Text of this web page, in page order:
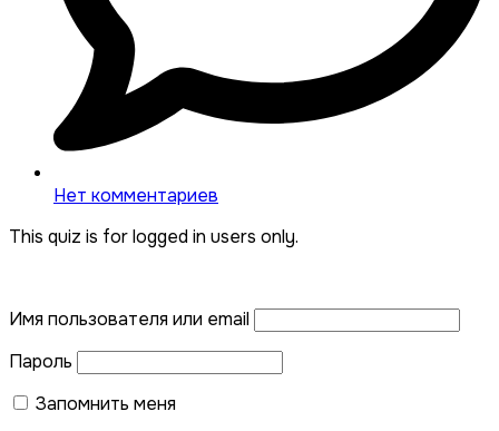
Нет комментариев
This quiz is for logged in users only.
Имя пользователя или email
Пароль
Запомнить меня